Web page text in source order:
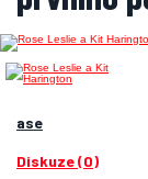
ase
Diskuze (0)